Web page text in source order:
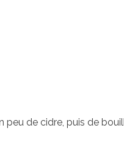
de cidre, puis de